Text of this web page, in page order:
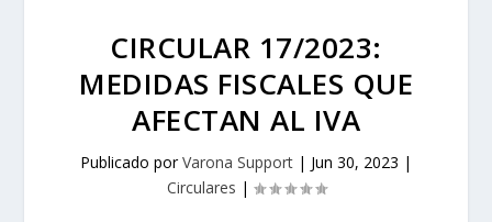
CIRCULAR 17/2023:
MEDIDAS FISCALES QUE
AFECTAN AL IVA
Publicado porVarona Support | Jun 30, 2023 |
Circulares |